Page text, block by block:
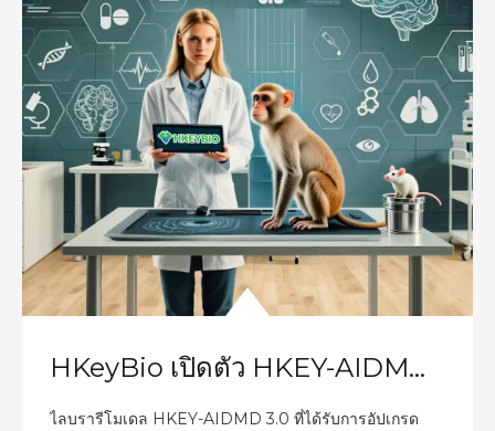
HKeyBio เปิดตัว HKEY-AIDMD 3.0 แพลตฟอร์มเจเนอเรชันใหม่เพื่อแก้ปัญหาความท้าทายที่ยากที่สุดในการพัฒนายาภูมิต้านทานตนเองและภูมิแพ้: การเพิ่มประสิทธิภาพกลยุทธ์การผสมผสานหลายเป้าหมาย
ไลบรารีโมเดล HKEY-AIDMD 3.0 ที่ได้รับการอัปเกรด